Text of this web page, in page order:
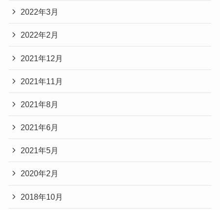
2022年3月
2022年2月
2021年12月
2021年11月
2021年8月
2021年6月
2021年5月
2020年2月
2018年10月